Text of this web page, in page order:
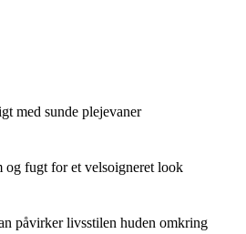
med sunde plejevaner
fugt for et velsoigneret look
påvirker livsstilen huden omkring